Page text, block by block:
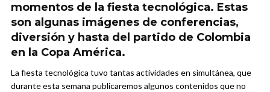
momentos de la fiesta tecnológica. Estas
son algunas imágenes de conferencias,
diversión y hasta del partido de Colombia
en la Copa América.
La fiesta tecnológica tuvo tantas actividades en simultánea, que
durante esta semana publicaremos algunos contenidos que no